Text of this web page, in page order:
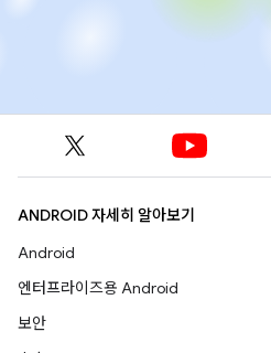
ANDROID 자세히 알아보기
Android
엔터프라이즈용 Android
보안